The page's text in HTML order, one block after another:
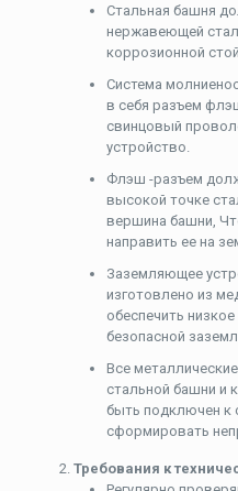
Стальная башня
нержавеющей
коррозионной
Система
в себя разъем
свинцовый
устройство.
Флэш -разъем
высокой точке
вершина башни,
направить ее на
Заземляющее
изготовлено из
обеспечить
безопасной
Все
стальной башни и
быть подключен к
сформировать
Требования к